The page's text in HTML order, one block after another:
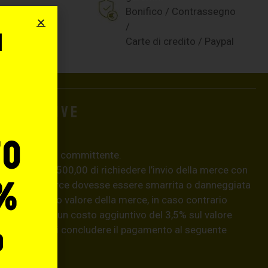
Bonifico / Contrassegno
/
Carte di credito / Paypal
pericolo del committente.
a € 500,00 di richiedere l’invio della merce con
se la merce dovesse essere smarrita o danneggiata
l’intero valore della merce, in caso contrario
con un costo aggiuntivo del 3,5% sul valore
prima di concludere il pagamento al seguente